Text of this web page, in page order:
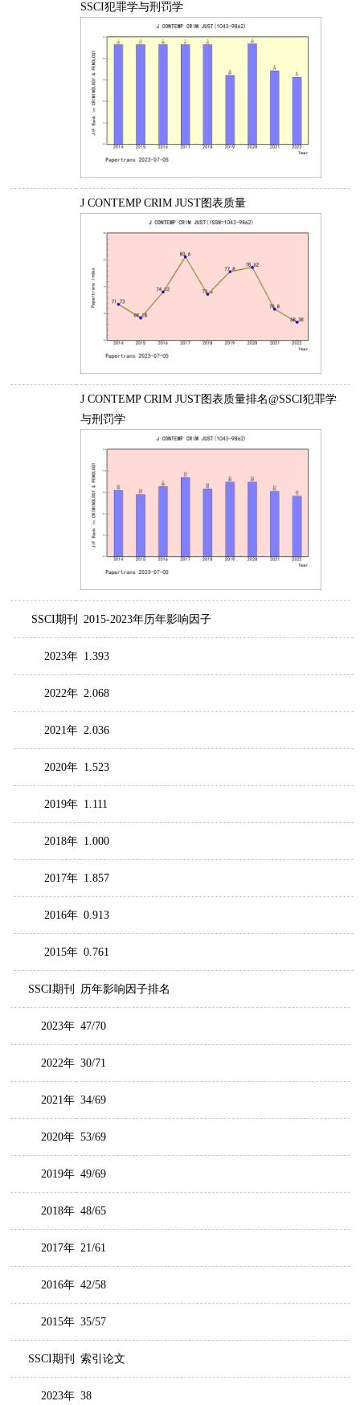
SSCI犯罪学与刑罚学
J CONTEMP CRIM JUST图表质量
J CONTEMP CRIM JUST图表质量排名@SSCI犯罪学
与刑罚学
SSCI期刊 2015-2023年历年影响因子
2023年 1.393
2022年 2.068
2021年 2.036
2020年 1.523
2019年 1.111
2018年 1.000
2017年 1.857
2016年 0.913
2015年 0.761
SSCI期刊 历年影响因子排名
2023年 47/70
2022年 30/71
2021年 34/69
2020年 53/69
2019年 49/69
2018年 48/65
2017年 21/61
2016年 42/58
2015年 35/57
SSCI期刊 索引论文
2023年 38